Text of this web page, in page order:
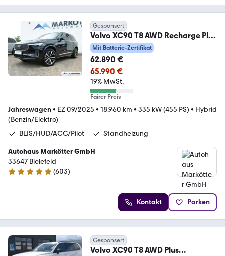
Gesponsert
Volvo XC90 T8 AWD Recharge Plus
Bright /360/PANO/
Mit Batterie-Zertifikat
62.890 €
65.990 €
19% MwSt.
Fairer Preis
Jahreswagen• EZ 09/2025 • 18.960 km • 335 kW (455 PS) • Hybrid
(Benzin/Elektro)
BLIS/HUD/ACC/Pilot
Standheizung
Autohaus Markötter GmbH
33647 Bielefeld
4.9 Sterne
(603)
Kontakt Parken
Gesponsert
Volvo XC90 T8 AWD Plus